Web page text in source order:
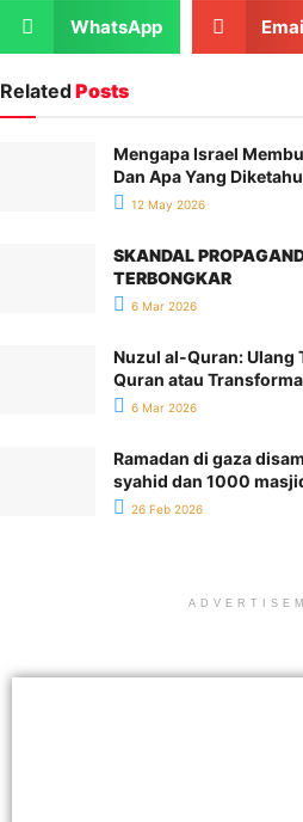
WhatsApp
RelatedPosts
Mengapa Israel
Dan Apa Yang
12 May 2026
SKANDAL
TERBONGKAR
6 Mar 2026
Nuzul al-Quran: Ulang
Quran atau
6 Mar 2026
Ramadan di gaza
syahid dan 1000
26 Feb 2026